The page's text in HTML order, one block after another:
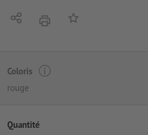
PartagerimprimerAjouter à liste d'article
Coloris
rouge
Quantité